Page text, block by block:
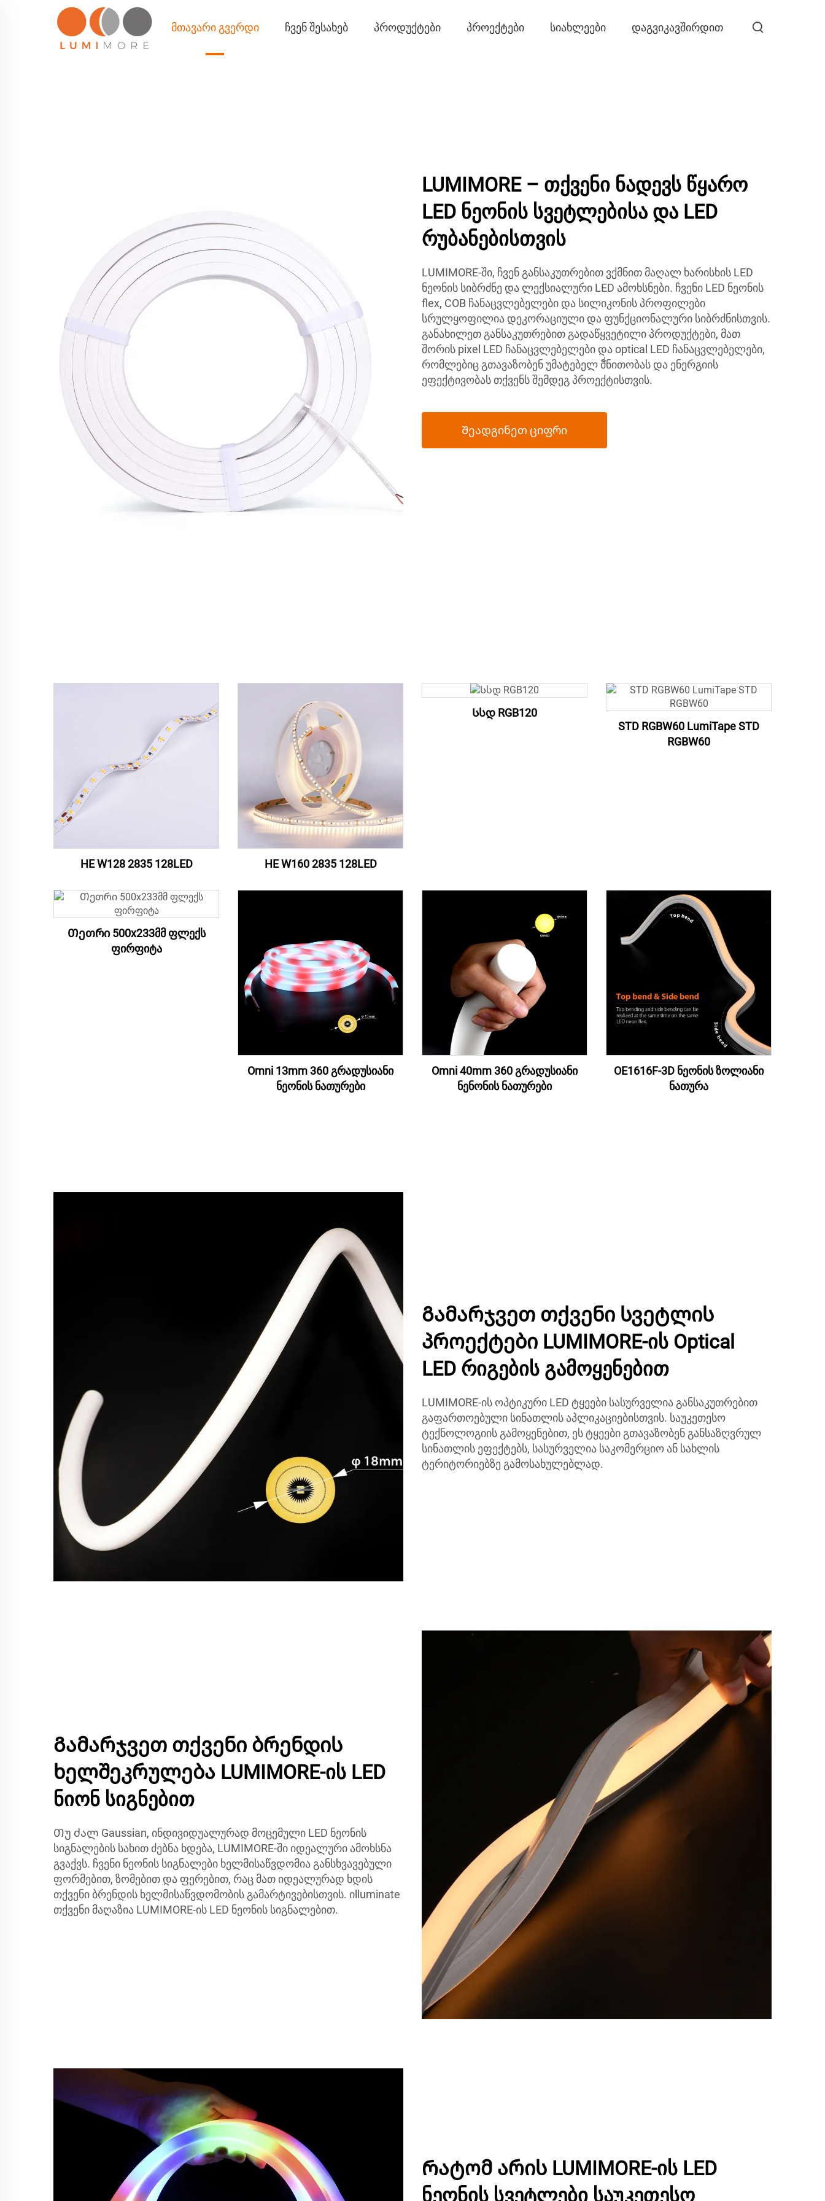
ᲛᲗᲐᲕᲐᲠᲘ ᲒᲕᲔᲠᲓᲘ ᲩᲕᲔᲜ ᲨᲔᲡᲐᲮᲔᲑ ᲞᲠᲝᲓᲣᲥᲢᲔᲑᲘ ᲞᲠᲝᲔᲥᲢᲔᲑᲘ ᲡᲘᲐᲮᲚᲔᲔᲑᲘ ᲓᲐᲒᲕᲘᲙᲐᲕᲨᲘᲠᲓᲘᲗ
LUMIMORE – თქვენი ნადევს წყარო
LED ნეონის სვეტლებისა და LED
რუბანებისთვის
LUMIMORE-ში, ჩვენ განსაკუთრებით ვქმნით მაღალ ხარისხის LED
ნეონის სიბრძნე და ლექსიალური LED ამოხსნები. ჩვენი LED ნეონის
flex, COB ჩანაცვლებელები და სილიკონის პროფილები
სრულყოფილია დეკორაციული და ფუნქციონალური სიბრძნისთვის.
განახილეთ განსაკუთრებით გადაწყვეტილი პროდუქტები, მათ
შორის pixel LED ჩანაცვლებელები და optical LED ჩანაცვლებელები,
რომლებიც გთავაზობენ უმატებელ მั่ნითობას და ენერგიის
ეფექტივობას თქვენს შემდეგ პროექტისთვის.
Შეადგინეთ ციფრი
HE W128 2835 128LED HE W160 2835 128LED
Სსდ RGB120
STD RGBW60 LumiTape STD
RGBW60
Თეთრი 500x233მმ ფლექს
ფირფიტა
Omni 13mm 360 გრადუსიანი
ნეონის ნათურები
Omni 40mm 360 გრადუსიანი
ნენონის ნათურები
OE1616F-3D ნეონის ზოლიანი
ნათურა
Გამარჯვეთ თქვენი სვეტლის
პროექტები LUMIMORE-ის Optical
LED რიგების გამოყენებით
LUMIMORE-ის ოპტიკური LED ტყეები სასურველია განსაკუთრებით
გაფართოებული სინათლის აპლიკაციებისთვის. საუკეთესო
ტექნოლოგიის გამოყენებით, ეს ტყეები გთავაზობენ განსაზღვრულ
სინათლის ეფექტებს, სასურველია საკომერციო ან სახლის
ტერიტორიებზე გამოსახულებლად.
Გამარჯვეთ თქვენი ბრენდის
ხელშეკრულება LUMIMORE-ის LED
ნიონ სიგნებით
Თუ ძალ Gaussian, ინდივიდუალურად მოცემული LED ნეონის
სიგნალების სახით ძებნა ხდება, LUMIMORE-ში იდეალური ამოხსნა
გვაქვს. ჩვენი ნეონის სიგნალები ხელმისაწვდომია განსხვავებული
ფორმებით, ზომებით და ფერებით, რაც მათ იდეალურად ხდის
თქვენი ბრენდის ხელმისაწვდომობის გამარტივებისთვის. იlluminate
თქვენი მაღაზია LUMIMORE-ის LED ნეონის სიგნალებით.
Რატომ არის LUMIMORE-ის LED
ნეონის სვეტლები საუკეთესო